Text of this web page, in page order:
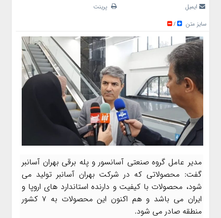
ایمیل
پرینت
سایز متن
/
مدیر عامل گروه صنعتی آسانسور و پله برقی بهران آسانبر
گفت: محصولاتی که در شرکت بهران آسانبر تولید می
شود، محصولات با کیفیت و دارنده استاندارد های اروپا و
ایران می باشد و هم اکنون این محصولات به ۷ کشور
منطقه صادر می شود.